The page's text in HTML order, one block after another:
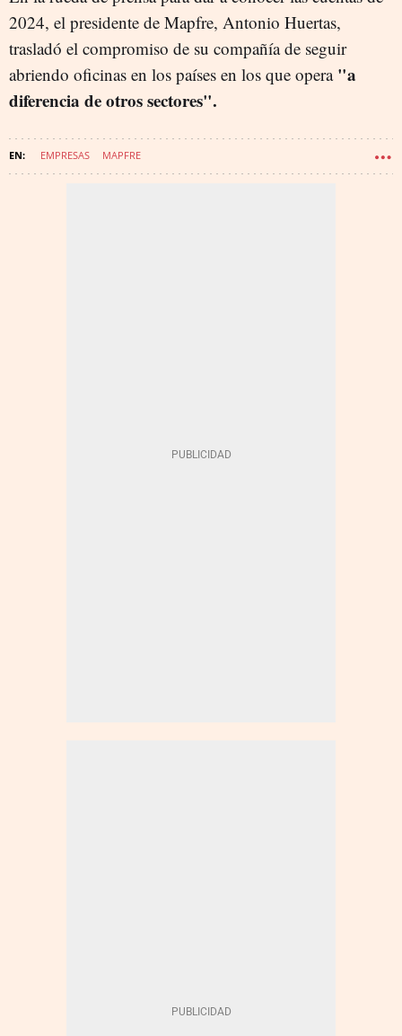
2024, el presidente de Mapfre, Antonio Huertas,
trasladó el compromiso de su compañía de seguir
abriendo oficinas en los países en los que opera "a
diferencia de otros sectores".
EMPRESAS MAPFRE